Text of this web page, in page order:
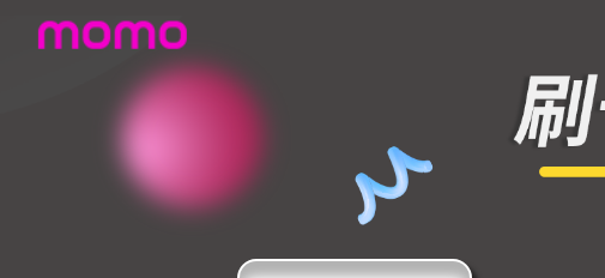
momo2026年8月信用卡回饋立即